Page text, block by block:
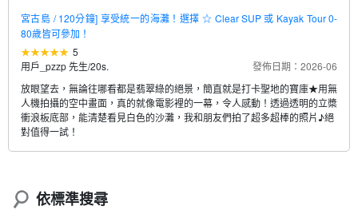
宮古島 / 120分鐘] 享受統一的海灘！選擇 ☆ Clear SUP 或 Kayak Tour 0-
80歲皆可參加！
5
用戶_pzzp 先生/20s.
發佈日期：2026-06
放眼望去，無論往哪看都是翡翠綠的絕景，簡直就是打卡聖地的寶庫★用無
人機拍攝的空中畫面，真的就像電影裡的一幕，令人感動！透過透明的立槳
衝浪板底部，能清楚看見白色的沙灘，我和朋友們拍了超多超棒的照片♪絕
對值得一試！
依標準搜尋